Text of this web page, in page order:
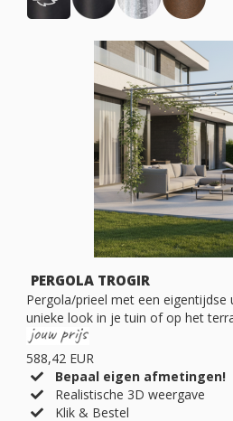
PERGOLA TROGIR
Pergola/prieel met een eigentijdse
unieke look in je tuin of op het
588,42 EUR
Bepaal eigen afmetingen!
Realistische 3D weergave
Klik & Bestel